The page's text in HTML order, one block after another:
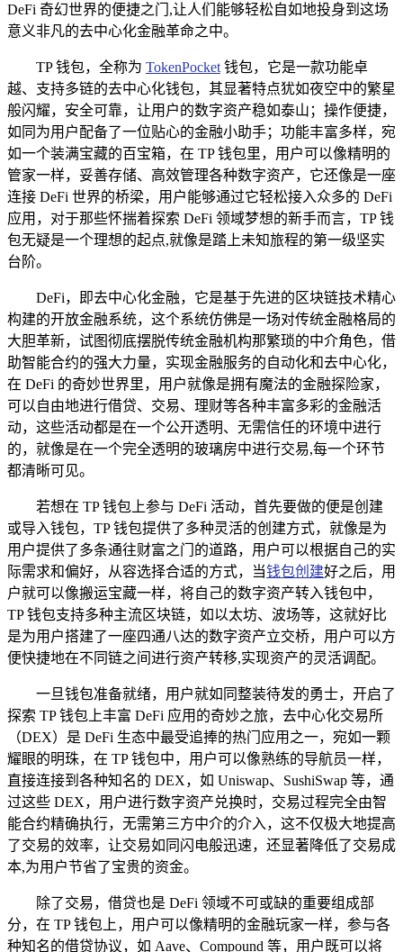
DeFi 奇幻世界的便捷之门,让人们能够轻松自如地投身到这场
意义非凡的去中心化金融革命之中。
TP 钱包，全称为 TokenPocket 钱包，它是一款功能卓
越、支持多链的去中心化钱包，其显著特点犹如夜空中的繁星
般闪耀，安全可靠，让用户的数字资产稳如泰山；操作便捷，
如同为用户配备了一位贴心的金融小助手；功能丰富多样，宛
如一个装满宝藏的百宝箱，在 TP 钱包里，用户可以像精明的
管家一样，妥善存储、高效管理各种数字资产，它还像是一座
连接 DeFi 世界的桥梁，用户能够通过它轻松接入众多的 DeFi
应用，对于那些怀揣着探索 DeFi 领域梦想的新手而言，TP 钱
包无疑是一个理想的起点,就像是踏上未知旅程的第一级坚实
台阶。
DeFi，即去中心化金融，它是基于先进的区块链技术精心
构建的开放金融系统，这个系统仿佛是一场对传统金融格局的
大胆革新，试图彻底摆脱传统金融机构那繁琐的中介角色，借
助智能合约的强大力量，实现金融服务的自动化和去中心化，
在 DeFi 的奇妙世界里，用户就像是拥有魔法的金融探险家，
可以自由地进行借贷、交易、理财等各种丰富多彩的金融活
动，这些活动都是在一个公开透明、无需信任的环境中进行
的，就像是在一个完全透明的玻璃房中进行交易,每一个环节
都清晰可见。
若想在 TP 钱包上参与 DeFi 活动，首先要做的便是创建
或导入钱包，TP 钱包提供了多种灵活的创建方式，就像是为
用户提供了多条通往财富之门的道路，用户可以根据自己的实
际需求和偏好，从容选择合适的方式，当钱包创建好之后，用
户就可以像搬运宝藏一样，将自己的数字资产转入钱包中，
TP 钱包支持多种主流区块链，如以太坊、波场等，这就好比
是为用户搭建了一座四通八达的数字资产立交桥，用户可以方
便快捷地在不同链之间进行资产转移,实现资产的灵活调配。
一旦钱包准备就绪，用户就如同整装待发的勇士，开启了
探索 TP 钱包上丰富 DeFi 应用的奇妙之旅，去中心化交易所
（DEX）是 DeFi 生态中最受追捧的热门应用之一，宛如一颗
耀眼的明珠，在 TP 钱包中，用户可以像熟练的导航员一样，
直接连接到各种知名的 DEX，如 Uniswap、SushiSwap 等，通
过这些 DEX，用户进行数字资产兑换时，交易过程完全由智
能合约精确执行，无需第三方中介的介入，这不仅极大地提高
了交易的效率，让交易如同闪电般迅速，还显著降低了交易成
本,为用户节省了宝贵的资金。
除了交易，借贷也是 DeFi 领域不可或缺的重要组成部
分，在 TP 钱包上，用户可以像精明的金融玩家一样，参与各
种知名的借贷协议，如 Aave、Compound 等，用户既可以将